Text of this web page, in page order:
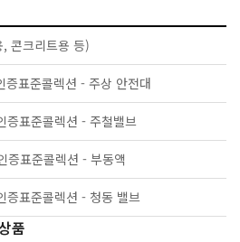
콘크리트용 등)
표준콜렉션 - 주상 안전대
표준콜렉션 - 주철밸브
표준콜렉션 - 부동액
표준콜렉션 - 청동 밸브
품